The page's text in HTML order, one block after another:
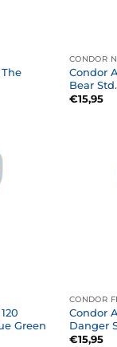
CONDOR
Condor
Bear
€15,95
Green
CONDOR
Condor
Danger
€15,95